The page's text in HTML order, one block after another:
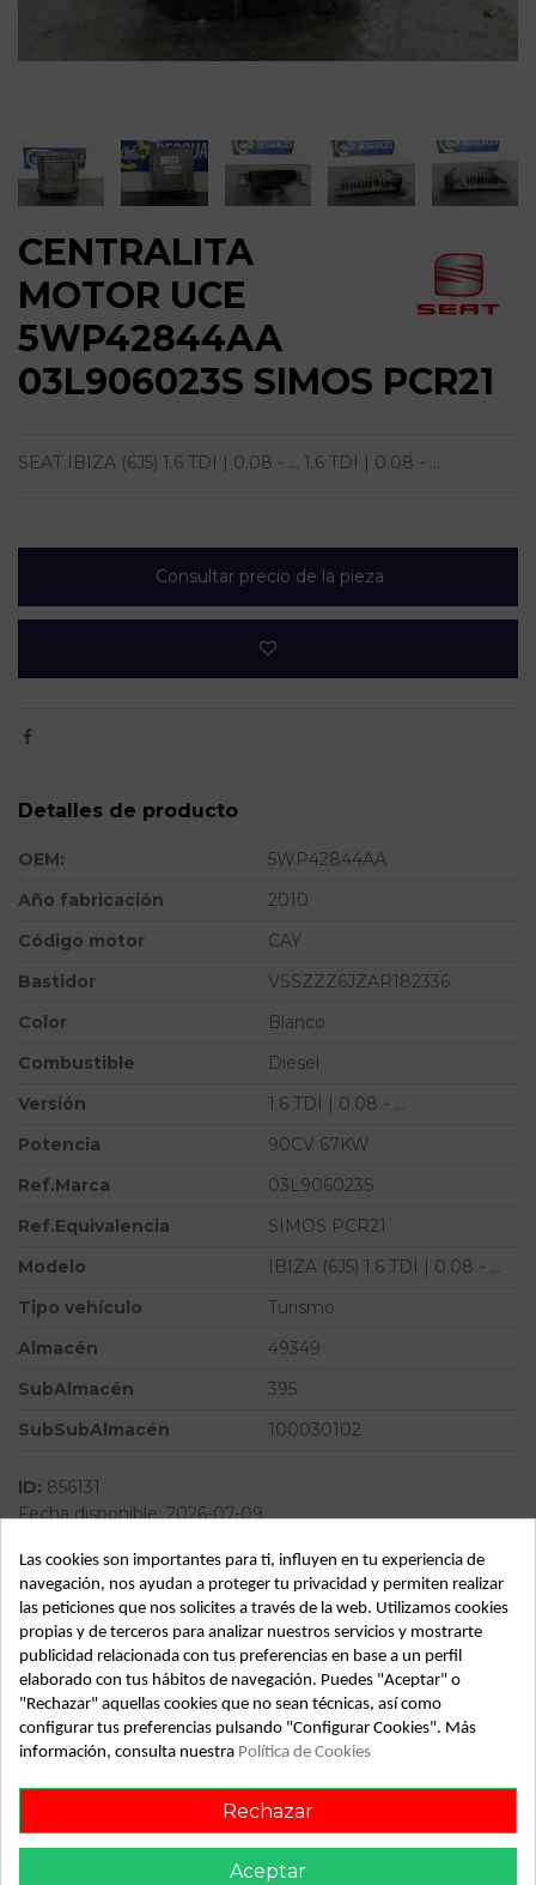
CENTRALITA
MOTOR UCE
5WP42844AA
03L906023S SIMOS PCR21
SEAT IBIZA (6J5) 1.6 TDI | 0.08 - ... 1.6 TDI | 0.08 - ...
Consultar precio de la pieza
Detalles de producto
OEM:
5WP42844AA
Año fabricación
2010
Código motor
CAY
Bastidor
VSSZZZ6JZAR182336
Color
Blanco
Combustible
Diesel
Versión
1.6 TDI | 0.08 - ...
Potencia
90CV 67KW
Ref.Marca
03L906023S
Ref.Equivalencia
SIMOS PCR21
Modelo
IBIZA (6J5) 1.6 TDI | 0.08 - ...
Tipo vehículo
Turismo
Almacén
49349
SubAlmacén
395
SubSubAlmacén
100030102
ID: 856131
Fecha disponible: 2026-07-09
Descripción
Recambio de centralita motor uce para seat ibiza (6j5) 1.6 tdi
| 0.08 - ... 1.6 tdi | 0.08 - ... referencia OEM IAM
5WP42844AA 03L906023S SIMOS PCR21
Vehículo de origen
Las cookies son importantes para ti, influyen en tu experiencia de
navegación, nos ayudan a proteger tu privacidad y permiten realizar
las peticiones que nos solicites a través de la web. Utilizamos cookies
propias y de terceros para analizar nuestros servicios y mostrarte
publicidad relacionada con tus preferencias en base a un perfil
elaborado con tus hábitos de navegación. Puedes "Aceptar" o
"Rechazar" aquellas cookies que no sean técnicas, así como
configurar tus preferencias pulsando "Configurar Cookies". Más
información, consulta nuestra Política de Cookies
Rechazar
Aceptar